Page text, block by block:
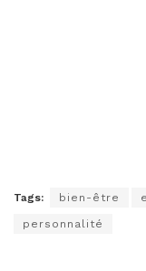
Tags: bien-être
personnalité